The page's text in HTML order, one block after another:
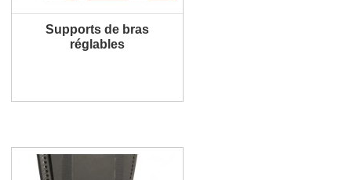
Supports de bras
réglables
PLUS D'INFORMATION